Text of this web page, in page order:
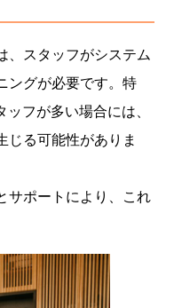
、スタッフがシステム
ングが必要です。特
フが多い場合には、
じる可能性がありま
サポートにより、これ